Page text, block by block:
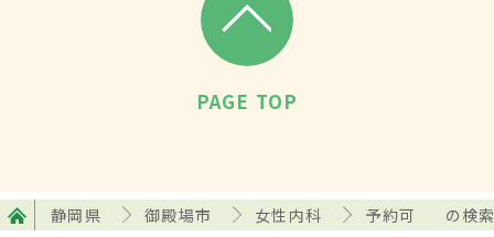
PAGE TOP
静岡県 御殿場市 女性内科 予約可 の検